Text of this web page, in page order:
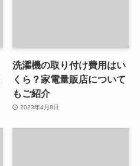
洗濯機の取り付け費用はい
くら？家電量販店について
もご紹介
2023年4月8日